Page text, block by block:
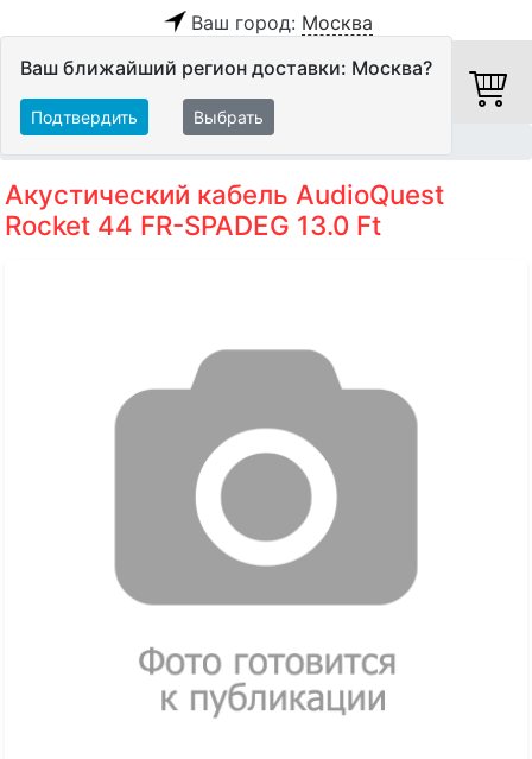
Ваш город: Москва
Ваш ближайший регион доставки: Москва?
Подтвердить Выбрать
Акустический кабель AudioQuest
Rocket 44 FR-SPADEG 13.0 Ft